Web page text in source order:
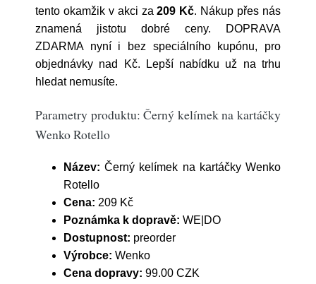
tento okamžik v akci za209 Kč. Nákup přes nás
znamená jistotu dobré ceny. DOPRAVA
ZDARMA nyní i bez speciálního kupónu, pro
objednávky nad Kč. Lepší nabídku už na trhu
hledat nemusíte.
Parametry produktu: Černý kelímek na kartáčky
Wenko Rotello
Název: Černý kelímek na kartáčky Wenko
Rotello
Cena: 209 Kč
Poznámka k dopravě: WE|DO
Dostupnost: preorder
Výrobce: Wenko
Cena dopravy: 99.00 CZK